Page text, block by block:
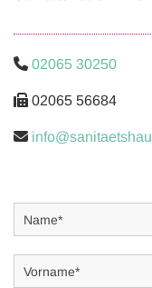
 02065 30250
 02065 56684
